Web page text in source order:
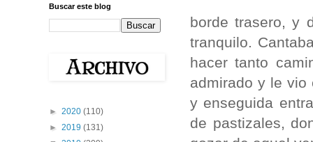
borde trasero, y
tranquilo.
hacer tanto
admirado y le vio
y enseguida
de pastizales,
Buscar este blog
► 2020 (110)
► 2019 (131)